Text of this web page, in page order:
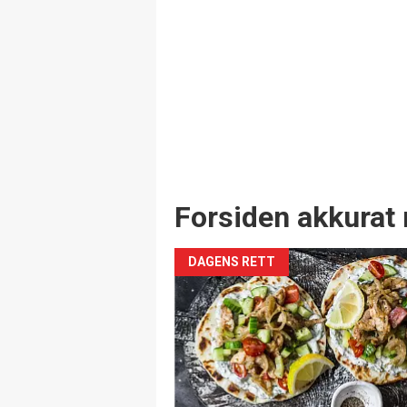
Forsiden akkurat
DAGENS RETT